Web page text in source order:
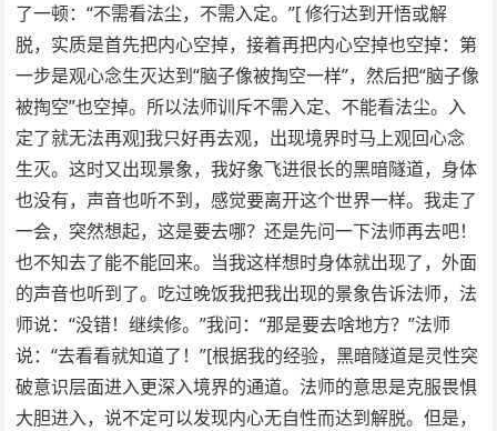
了一顿：“不需看法尘，不需入定。”[ 修行达到开悟或解
脱，实质是首先把内心空掉，接着再把内心空掉也空掉：第
一步是观心念生灭达到“脑子像被掏空一样”，然后把“脑子像
被掏空”也空掉。所以法师训斥不需入定、不能看法尘。入
定了就无法再观]我只好再去观，出现境界时马上观回心念
生灭。这时又出现景象，我好象飞进很长的黑暗隧道，身体
也没有，声音也听不到，感觉要离开这个世界一样。我走了
一会，突然想起，这是要去哪？还是先问一下法师再去吧！
也不知去了能不能回来。当我这样想时身体就出现了，外面
的声音也听到了。吃过晚饭我把我出现的景象告诉法师，法
师说：“没错！继续修。”我问：“那是要去啥地方？”法师
说：“去看看就知道了！”[根据我的经验，黑暗隧道是灵性突
破意识层面进入更深入境界的通道。法师的意思是克服畏惧
大胆进入，说不定可以发现内心无自性而达到解脱。但是，